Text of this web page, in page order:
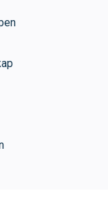
I VANN